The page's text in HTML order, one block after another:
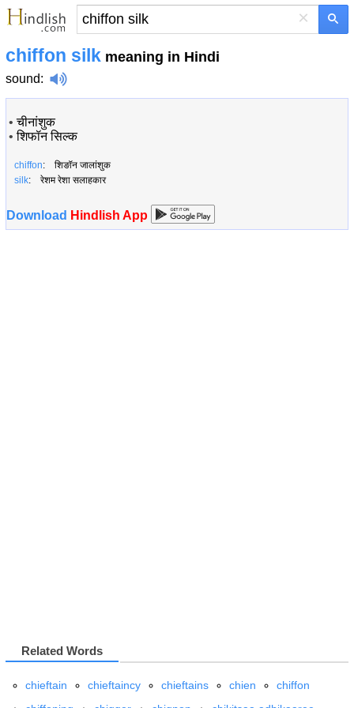
×
chiffon silk meaning in Hindi
sound:
•चीनांशुक
•शिफॉन सिल्क
chiffon: शिङॉन जालांशुक
silk: रेशम रेशा सलाहकार
Download Hindlish App
Related Words
chieftain chieftaincy chieftains chien
chiffon